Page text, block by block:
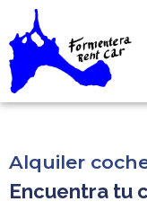
Alquiler
Encuentra tu